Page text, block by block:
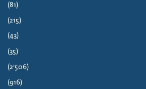
(81)
(215)
(43)
(35)
(2٬506)
(916)